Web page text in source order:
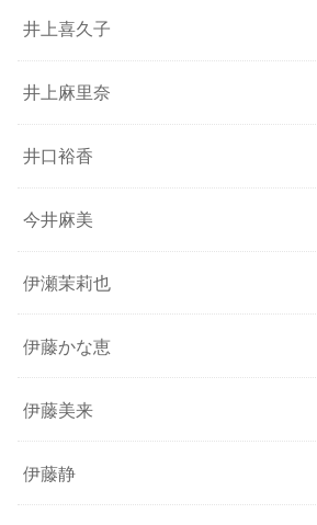
井上喜久子
井上麻里奈
井口裕香
今井麻美
伊瀬茉莉也
伊藤かな恵
伊藤美来
伊藤静